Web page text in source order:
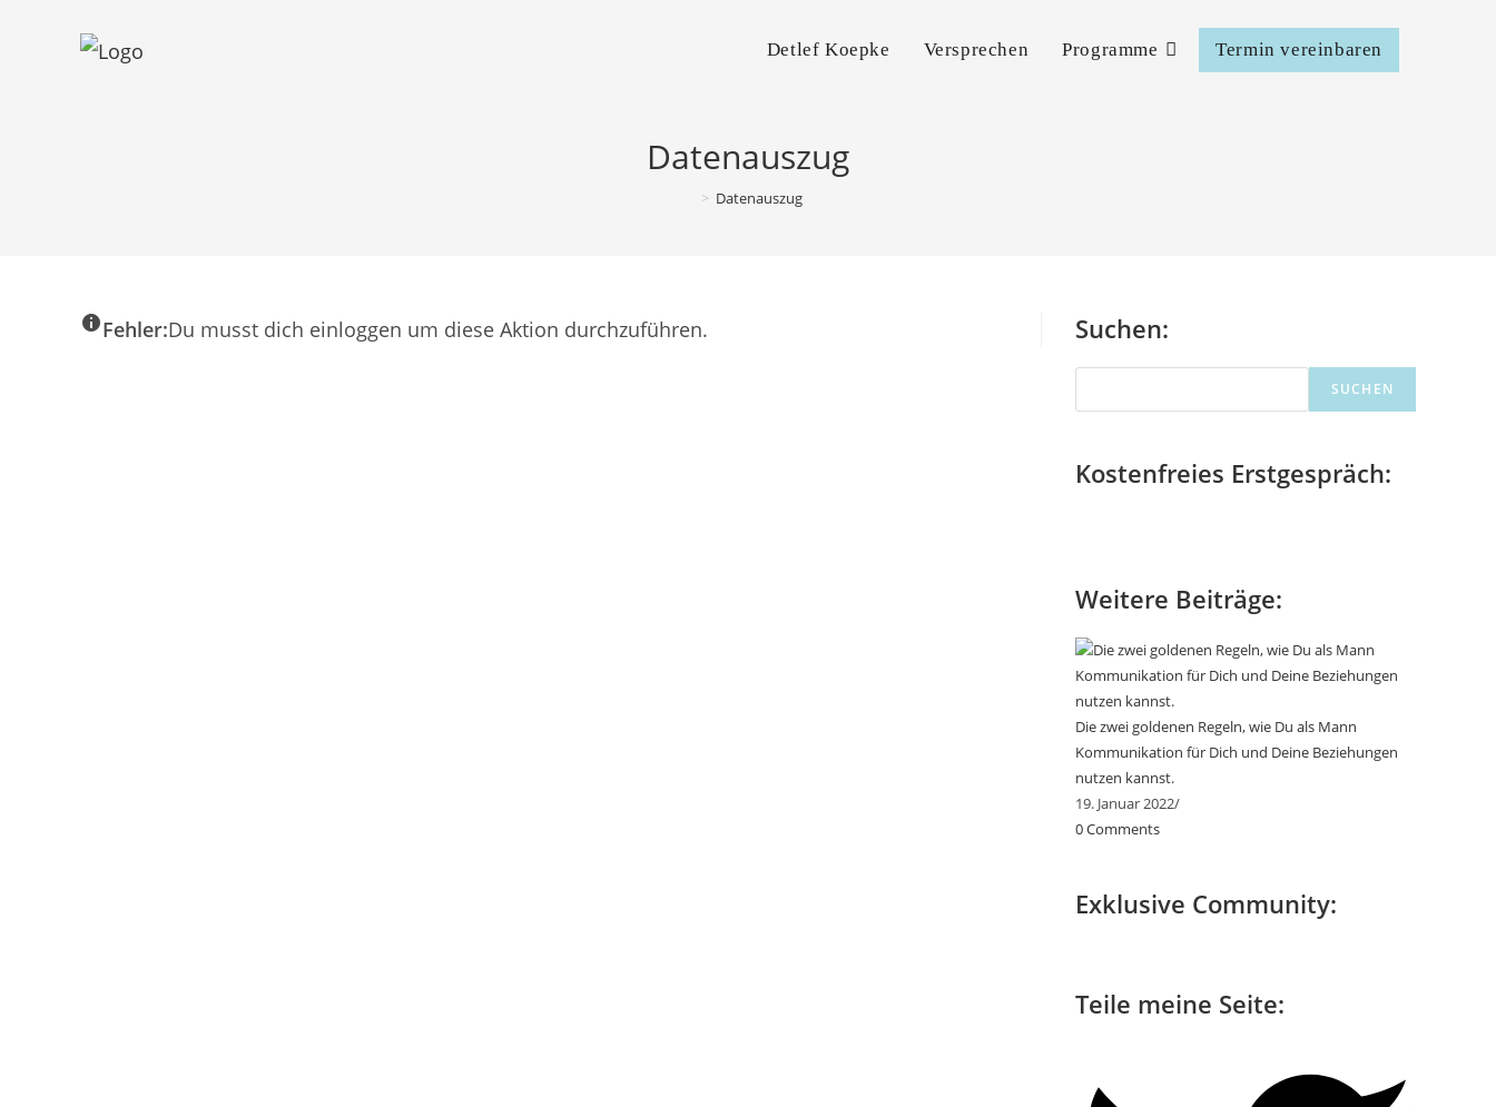
Detlef Koepke Versprechen Programme Termin vereinbaren
Datenauszug
> Datenauszug
Fehler:Du musst dich einloggen um diese Aktion durchzuführen. Suchen:
SUCHEN
Kostenfreies Erstgespräch:
Weitere Beiträge:
Die zwei goldenen Regeln, wie Du als Mann
Kommunikation für Dich und Deine Beziehungen
nutzen kannst.
19. Januar 2022/
0 Comments
Exklusive Community:
Teile meine Seite: